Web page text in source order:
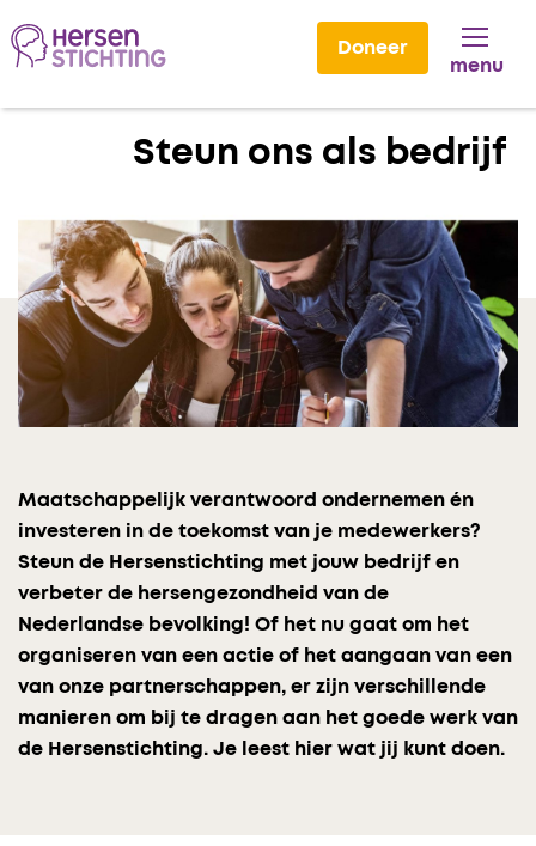
Doneer
menu
Lees voor
Steun ons als bedrijf
Maatschappelijk verantwoord ondernemen én
investeren in de toekomst van je medewerkers?
Steun de Hersenstichting met jouw bedrijf en
verbeter de hersengezondheid van de
Nederlandse bevolking! Of het nu gaat om het
organiseren van een actie of het aangaan van een
van onze partnerschappen, er zijn verschillende
manieren om bij te dragen aan het goede werk van
de Hersenstichting. Je leest hier wat jij kunt doen.